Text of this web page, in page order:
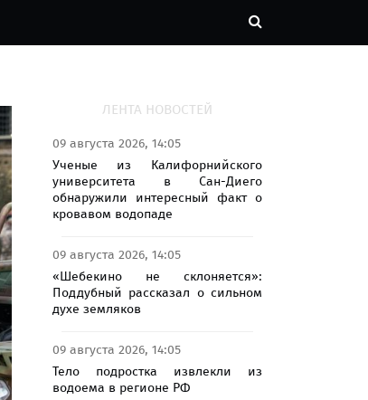
ЛЕНТА НОВОСТЕЙ
09 августа 2026, 14:05
Ученые из Калифорнийского
университета в Сан-Диего
обнаружили интересный факт о
кровавом водопаде
09 августа 2026, 14:05
«Шебекино не склоняется»:
Поддубный рассказал о сильном
духе земляков
09 августа 2026, 14:05
Тело подростка извлекли из
водоема в регионе РФ